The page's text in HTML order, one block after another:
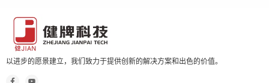
以进步的愿景建立，我们致力于提供创新的解决方案和出色的价值。